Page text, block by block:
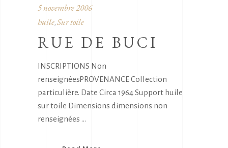
5 novembre 2006
huile, Sur toile
RUE DE BUCI
INSCRIPTIONS Non
renseignéesPROVENANCE Collection
particulière. Date Circa 1964 Support huile
sur toile Dimensions dimensions non
renseignées